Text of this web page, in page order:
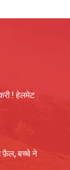
! हेलमेट
फ़ैल, बच्चे ने